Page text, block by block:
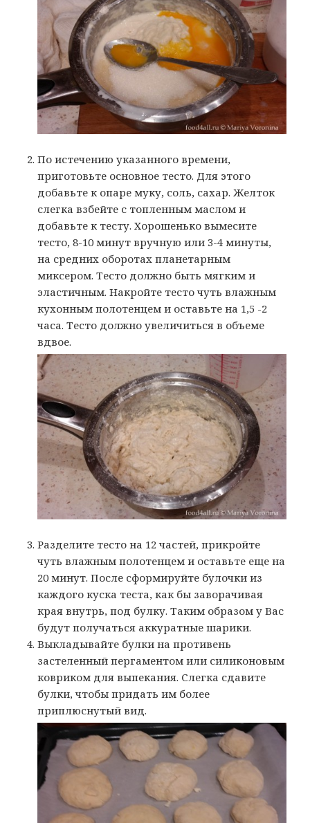
По истечению указанного времени,
приготовьте основное тесто. Для этого
добавьте к опаре муку, соль, сахар. Желток
слегка взбейте с топленным маслом и
добавьте к тесту. Хорошенько вымесите
тесто, 8-10 минут вручную или 3-4 минуты,
на средних оборотах планетарным
миксером. Тесто должно быть мягким и
эластичным. Накройте тесто чуть влажным
кухонным полотенцем и оставьте на 1,5 -2
часа. Тесто должно увеличиться в объеме
вдвое.
Разделите тесто на 12 частей, прикройте
чуть влажным полотенцем и оставьте еще на
20 минут. После сформируйте булочки из
каждого куска теста, как бы заворачивая
края внутрь, под булку. Таким образом у Вас
будут получаться аккуратные шарики.
Выкладывайте булки на противень
застеленный пергаментом или силиконовым
ковриком для выпекания. Слегка сдавите
булки, чтобы придать им более
приплюснутый вид.